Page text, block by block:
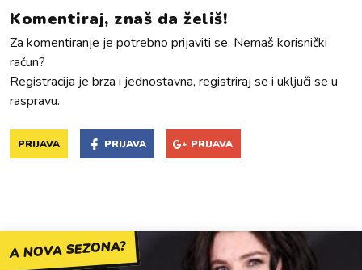
Komentiraj, znaš da želiš!
Za komentiranje je potrebno prijaviti se. Nemaš korisnički
račun?
Registracija je brza i jednostavna, registriraj se i uključi se u
raspravu.
PRIJAVA PRIJAVA PRIJAVA
A NOVA SEZONA?